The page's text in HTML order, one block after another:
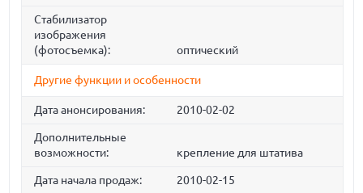
Стабилизатор
изображения
(фотосъемка):
оптический
Другие функции и особенности
Дата анонсирования: 2010-02-02
Дополнительные
возможности:
крепление для штатива
Дата начала продаж: 2010-02-15